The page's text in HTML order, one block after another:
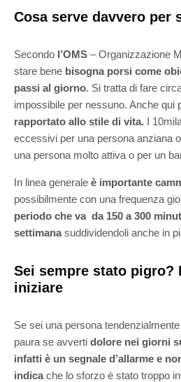
Cosa serve davvero per
Secondo l’OMS – Organizzazione
stare bene bisogna porsi come
passi al giorno. Si tratta di fare
impossibile per nessuno. Anche qui
rapportato allo stile di vita. I
eccessivi per una persona anziana
una persona molto attiva o per un
In linea generale è importante
possibilmente con una frequenza
periodo che va da 150 a 300
settimanasuddividendoli anche in
Sei sempre stato pigro?
iniziare
Se sei una persona
paura se avverti dolore nei giorni
infatti è un segnale d’allarme e
indicache lo sforzo è stato troppo